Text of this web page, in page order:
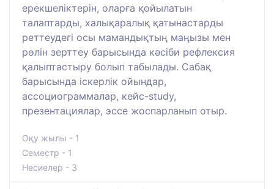
ерекшеліктерін, оларға қойылатын
талаптарды, халықаралық қатынастарды
реттеудегі осы мамандықтың маңызы мен
рөлін зерттеу барысында кәсіби рефлексия
қалыптастыру болып табылады. Сабақ
барысында іскерлік ойындар,
ассоциограммалар, кейс-study,
презентациялар, эссе жоспарланып отыр.
Оқу жылы - 1
Семестр - 1
Несиелер - 3